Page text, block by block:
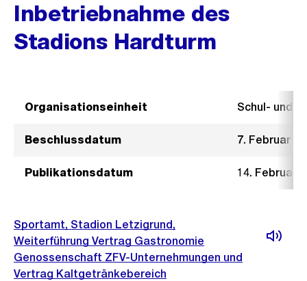
Inbetriebnahme des
Stadions Hardturm
Organisationseinheit Schul- und
Beschlussdatum 7. Februar
Publikationsdatum 14. Februar
Sportamt, Stadion Letzigrund,
Weiterführung Vertrag Gastronomie
Genossenschaft ZFV-Unternehmungen und
Vertrag Kaltgetränkebereich